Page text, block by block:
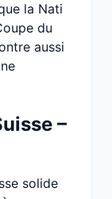
la Nati
du
aussi
–
solide